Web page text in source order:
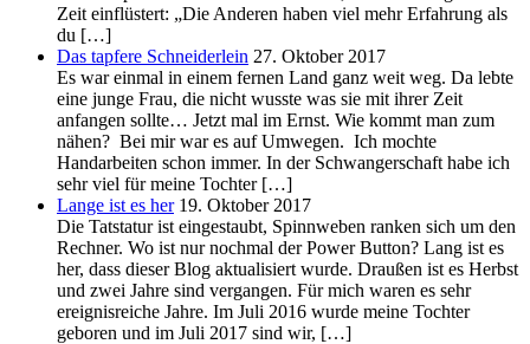
Zeit einflüstert: „Die Anderen haben viel mehr Erfahrung als
du […]
Das tapfere Schneiderlein 27. Oktober 2017
Es war einmal in einem fernen Land ganz weit weg. Da lebte
eine junge Frau, die nicht wusste was sie mit ihrer Zeit
anfangen sollte… Jetzt mal im Ernst. Wie kommt man zum
nähen? Bei mir war es auf Umwegen. Ich mochte
Handarbeiten schon immer. In der Schwangerschaft habe ich
sehr viel für meine Tochter […]
Lange ist es her 19. Oktober 2017
Die Tatstatur ist eingestaubt, Spinnweben ranken sich um den
Rechner. Wo ist nur nochmal der Power Button? Lang ist es
her, dass dieser Blog aktualisiert wurde. Draußen ist es Herbst
und zwei Jahre sind vergangen. Für mich waren es sehr
ereignisreiche Jahre. Im Juli 2016 wurde meine Tochter
geboren und im Juli 2017 sind wir, […]